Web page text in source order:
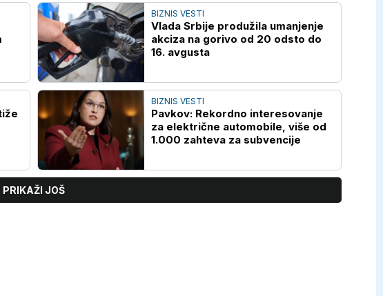
BIZNIS VESTI
Vlada Srbije produžila umanjenje
akciza na gorivo od 20 odsto do
16. avgusta
BIZNIS VESTI
Pavkov: Rekordno interesovanje
za električne automobile, više od
1.000 zahteva za subvencije
PRIKAŽI JOŠ